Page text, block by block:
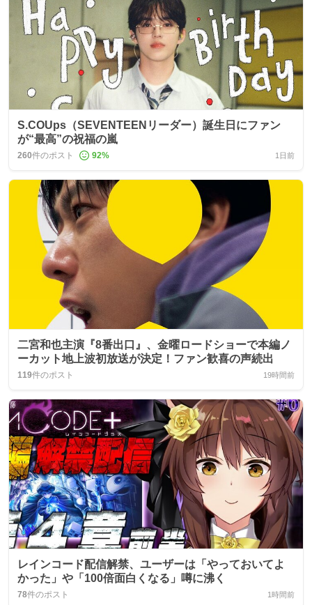
S.COUps（SEVENTEENリーダー）誕生日にファン
が“最高”の祝福の嵐
260件のポスト 92% 1日前
二宮和也主演『8番出口』、金曜ロードショーで本編ノ
ーカット地上波初放送が決定！ファン歓喜の声続出
119件のポスト 19時間前
レインコード配信解禁、ユーザーは「やっておいてよ
かった」や「100倍面白くなる」噂に沸く
78件のポスト 1時間前